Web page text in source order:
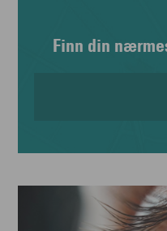
Finn din